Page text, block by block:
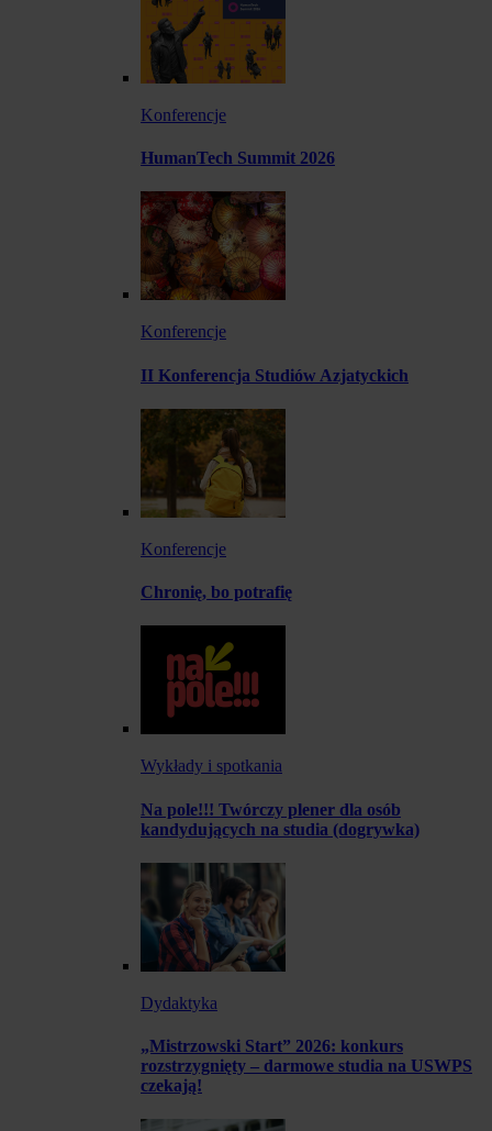
Konferencje
HumanTech Summit 2026
Konferencje
II Konferencja Studiów Azjatyckich
Konferencje
Chronię, bo potrafię
Wykłady i spotkania
Na pole!!! Twórczy plener dla osób
kandydujących na studia (dogrywka)
Dydaktyka
„Mistrzowski Start” 2026: konkurs
rozstrzygnięty – darmowe studia na USWPS
czekają!